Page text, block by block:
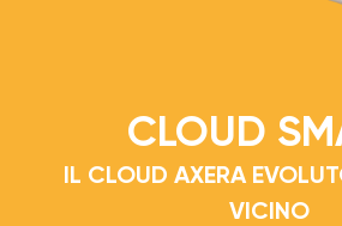
CLOUD
IL CLOUD AXERA
VICINO